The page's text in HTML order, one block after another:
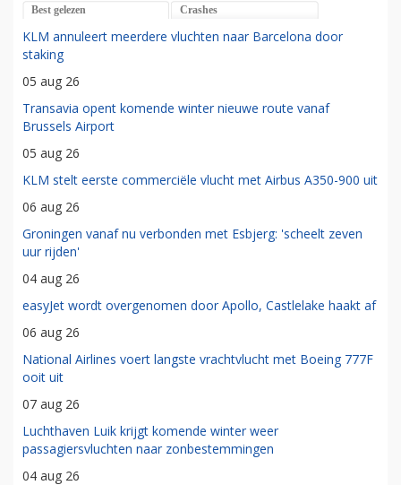
Best gelezen Crashes
KLM annuleert meerdere vluchten naar Barcelona door
staking
05 aug 26
Transavia opent komende winter nieuwe route vanaf
Brussels Airport
05 aug 26
KLM stelt eerste commerciële vlucht met Airbus A350-900 uit
06 aug 26
Groningen vanaf nu verbonden met Esbjerg: 'scheelt zeven
uur rijden'
04 aug 26
easyJet wordt overgenomen door Apollo, Castlelake haakt af
06 aug 26
National Airlines voert langste vrachtvlucht met Boeing 777F
ooit uit
07 aug 26
Luchthaven Luik krijgt komende winter weer
passagiersvluchten naar zonbestemmingen
04 aug 26